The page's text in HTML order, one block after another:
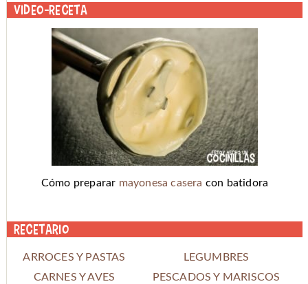
Video-receta
Cómo preparar mayonesa casera con batidora
Recetario
ARROCES Y PASTAS
LEGUMBRES
CARNES Y AVES
PESCADOS Y MARISCOS